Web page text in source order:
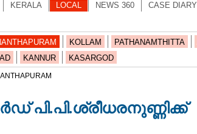
KERALA LOCAL NEWS 360 CASE DIARY
KOLLAM PATHANAMTHITTA
KANNUR KASARGOD
പി.പി.ശ്രീധരനുണ്ണിക്ക്